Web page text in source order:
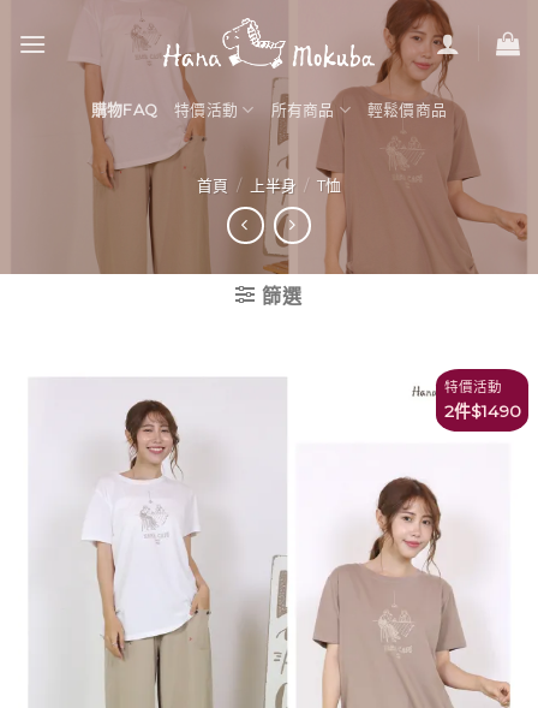
購物FAQ 特價活動 所有商品 輕鬆價商品
首頁 / 上半身 / T恤
篩選
特價活動
2件$1490